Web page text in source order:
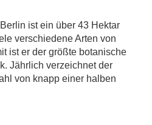
ist ein über 43 Hektar
verschiedene Arten von
ist er der größte botanische
Jährlich verzeichnet der
von knapp einer halben